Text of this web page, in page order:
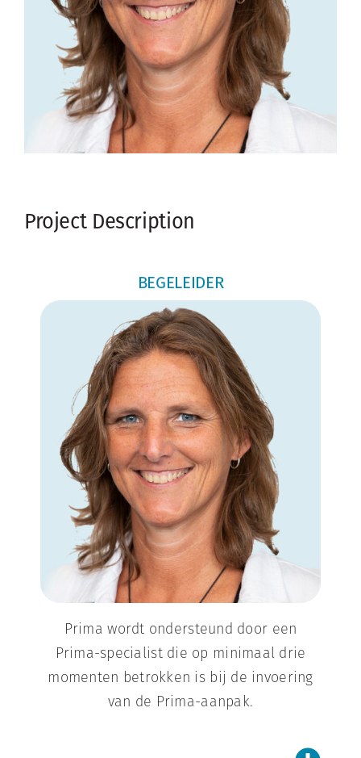
Project Description
BEGELEIDER
Prima wordt ondersteund door een
Prima-specialist die op minimaal drie
momenten betrokken is bij de invoering
van de Prima-aanpak.